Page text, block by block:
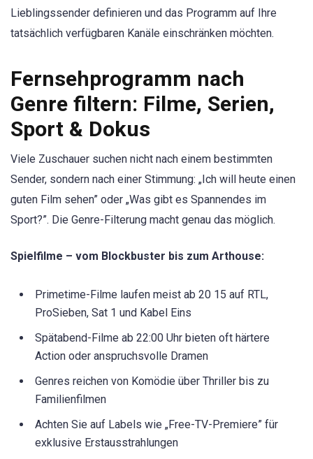
Lieblingssender definieren und das Programm auf Ihre
tatsächlich verfügbaren Kanäle einschränken möchten.
Fernsehprogramm nach
Genre filtern: Filme, Serien,
Sport & Dokus
Viele Zuschauer suchen nicht nach einem bestimmten
Sender, sondern nach einer Stimmung: „Ich will heute einen
guten Film sehen” oder „Was gibt es Spannendes im
Sport?”. Die Genre-Filterung macht genau das möglich.
Spielfilme – vom Blockbuster bis zum Arthouse:
Primetime-Filme laufen meist ab 20 15 auf RTL,
ProSieben, Sat 1 und Kabel Eins
Spätabend-Filme ab 22:00 Uhr bieten oft härtere
Action oder anspruchsvolle Dramen
Genres reichen von Komödie über Thriller bis zu
Familienfilmen
Achten Sie auf Labels wie „Free-TV-Premiere” für
exklusive Erstausstrahlungen